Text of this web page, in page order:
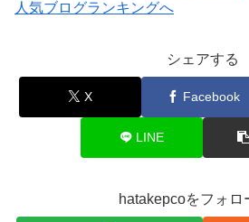
人気ブログランキングへ
シェアする
X Facebook
LINE
hatakepcoをフォロ